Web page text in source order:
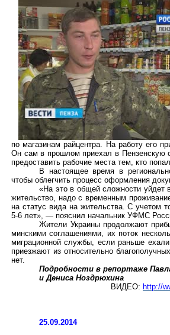
по магазинам райцентра. На работу его
Он сам в прошлом приехал в Пензенскую
предоставить рабочие места тем, кто
В настоящее время в
чтобы облегчить процесс оформления
«На это в общей сложности уйдет
жительство, надо с временным
на статус вида на жительства. С учетом
5-6 лет», — пояснил начальник УФМС
Жители Украины продолжают
минскими соглашениями, их поток
миграционной службы, если раньше
приезжают из относительно
нет.
Подробности в репортаже
и ДенисаНоздрюхина
ВИДЕО: http://
25.09.2014